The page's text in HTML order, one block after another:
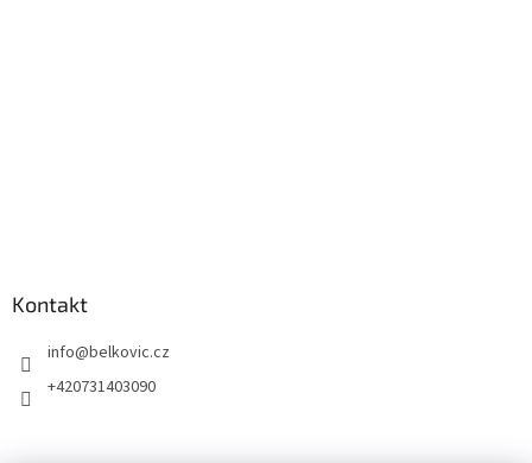
Kontakt
info@belkovic.cz
+420731403090